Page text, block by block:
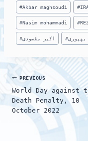
Post
Tags:
#Akbar maghsoudi #
#Nasim mohammadi #
#اکبر مقصودی #بهپوری
Post
PREVIOUS
World Day against
Death Penalty, 10
October 2022